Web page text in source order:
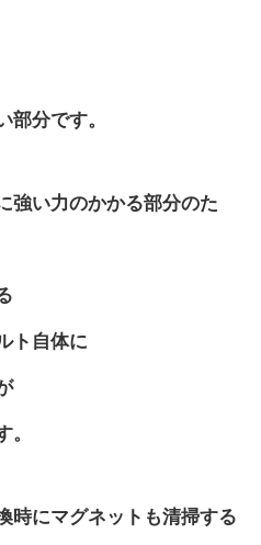
部分です。
強い力のかかる部分のた
ト自体に
時にマグネットも清掃する